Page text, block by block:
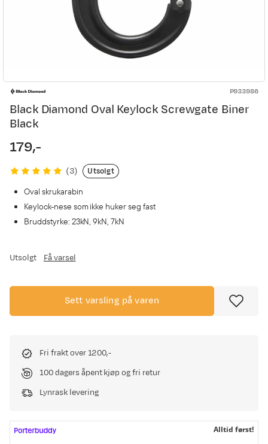
P933986
Black Diamond Oval Keylock Screwgate Biner
Black
price
179,-
(3)
Utsolgt
Oval skrukarabin
Keylock-nese som ikke huker seg fast
Bruddstyrke: 23kN, 9kN, 7kN
Utsolgt Få varsel
Sett varsling på varen
Fri frakt over 1200,-
100 dagers åpent kjøp og fri retur
Lynrask levering
Alltid først!